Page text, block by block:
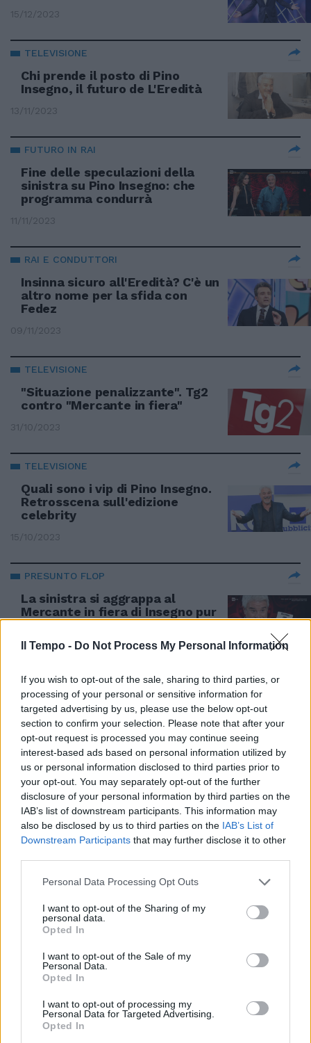
Il Tempo - Do Not Process My Personal Information
If you wish to opt-out of the sale, sharing to third parties, or
processing of your personal or sensitive information for
targeted advertising by us, please use the below opt-out
section to confirm your selection. Please note that after your
opt-out request is processed you may continue seeing
interest-based ads based on personal information utilized by
us or personal information disclosed to third parties prior to
your opt-out. You may separately opt-out of the further
disclosure of your personal information by third parties on the
IAB’s list of downstream participants. This information may
also be disclosed by us to third parties on the IAB’s List of
Downstream Participants that may further disclose it to other
Personal Data Processing Opt Outs
I want to opt-out of the Sharing of my
personal data.
Opted In
I want to opt-out of the Sale of my
Personal Data.
Opted In
I want to opt-out of processing my
Personal Data for Targeted Advertising.
Opted In
15/12/2023
TELEVISIONE
Chi prende il posto di Pino
Insegno, il futuro de L'Eredità
13/11/2023
FUTURO IN RAI
Fine delle speculazioni della
sinistra su Pino Insegno: che
programma condurrà
11/11/2023
RAI E CONDUTTORI
Insinna sicuro all'Eredità? C'è un
altro nome per la sfida con
Fedez
09/11/2023
TELEVISIONE
"Situazione penalizzante". Tg2
contro "Mercante in fiera"
31/10/2023
TELEVISIONE
Quali sono i vip di Pino Insegno.
Retrosscena sull'edizione
celebrity
15/10/2023
PRESUNTO FLOP
La sinistra si aggrappa al
Mercante in fiera di Insegno pur
di criticare la destra
26/09/2023
LA VERITÀ
Lezione di Insegno alla sinistra: il
motivo dell'incontro a Palazzo
Chigi
16/09/2023
PRESENTATORE
Meloni, Il mercante in fiera,
L’eredità e la Rai: Insegno
racconta tutto
IL MOTIVO
"Non gli va giù". Perché Ainett
Mercante in Fiera
19/07/2023
PALINSESTI RAI